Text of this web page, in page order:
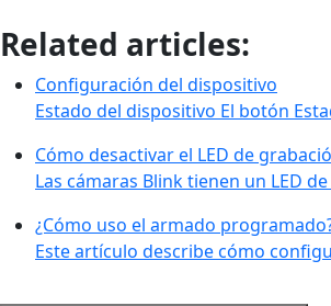
Related articles:
Configuración del dispositivo
Estado del dispositivo El botón
Cómo desactivar el LED de
Las cámaras Blink tienen un LED
¿Cómo uso el armado
Este artículo describe cómo